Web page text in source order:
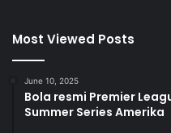
Most Viewed Posts
June 10, 2025
Bola resmi Premier
Summer Series Amerika